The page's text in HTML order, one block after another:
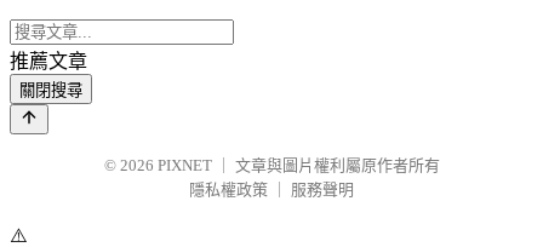
推薦文章
關閉搜尋
© 2026 PIXNET
文章與圖片權利屬原作者所有
隱私權政策
服務聲明
⚠️